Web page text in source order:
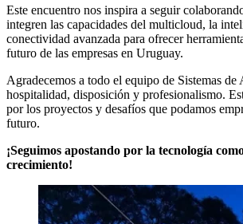
Este encuentro nos inspira a seguir
integren las capacidades del multicloud, la
conectividad avanzada para ofrecer
futuro de las empresas en Uruguay.
Agradecemos a todo el equipo de Sistemas de
hospitalidad, disposición y profesionalismo.
por los proyectos y desafíos que podamos
futuro.
¡Seguimos apostando por la tecnología
crecimiento!